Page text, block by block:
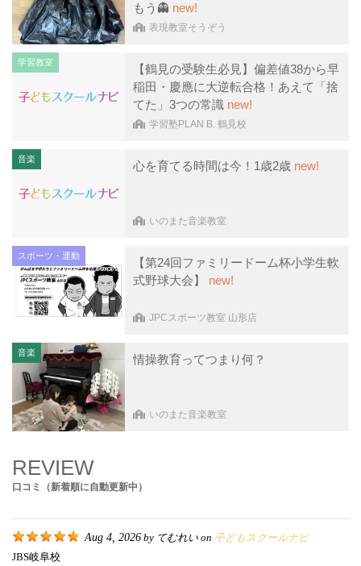
もう👻 new!
表現教室そうぞう
学習教室
【鶴見の受験生必見】偏差値38から早
稲田・慶應に大逆転合格！あえて「捨
てた」3つの常識 new!
学習塾PLAN B. 鶴見校
音楽 心を育てる時間は今！1歳2歳 new!
いのまた音楽教室
スポーツ・運動
【第24回ファミリードーム杯小学生軟
式野球大会】 new!
JPCスポーツ教室 山形店
音楽 情操教育ってつまり何？
いのまた音楽教室
REVIEW
口コミ（新着順に自動更新中）
Aug 4, 2026 by てむれい on 子どもスクールナビ
JBS岐阜校